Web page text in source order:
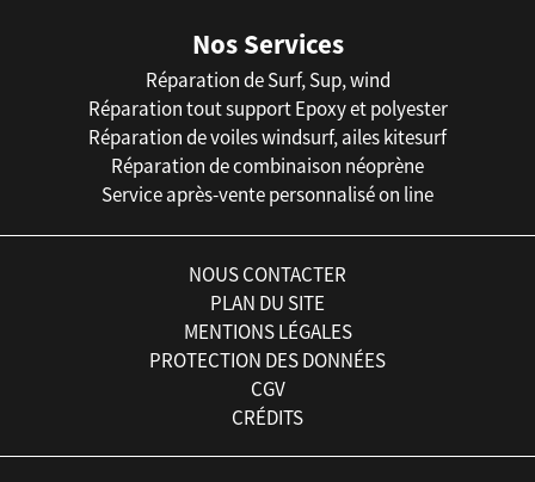
Nos Services
Réparation de Surf, Sup, wind
Réparation tout support Epoxy et polyester
Réparation de voiles windsurf, ailes kitesurf
Réparation de combinaison néoprène
Service après-vente personnalisé on line
NOUS CONTACTER
PLAN DU SITE
MENTIONS LÉGALES
PROTECTION DES DONNÉES
CGV
CRÉDITS